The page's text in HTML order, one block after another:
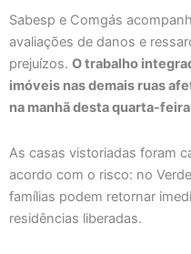
Sabesp e Comgás
avaliações de danos e
prejuízos. O trabalho
imóveis nas demais ruas
na manhã desta quarta-
As casas vistoriadas foram
acordo com o risco: no
famílias podem retornar
residências liberadas.